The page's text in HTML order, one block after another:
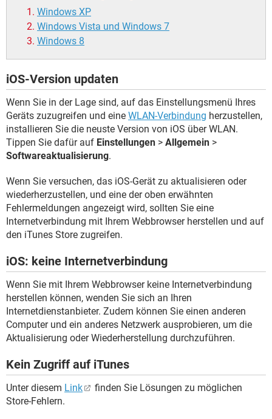
Windows XP
Windows Vista und Windows 7
Windows 8
iOS-Version updaten
Wenn Sie in der Lage sind, auf das Einstellungsmenü Ihres
Geräts zuzugreifen und eine WLAN-Verbindung herzustellen,
installieren Sie die neuste Version von iOS über WLAN.
Tippen Sie dafür auf Einstellungen > Allgemein >
Softwareaktualisierung.
Wenn Sie versuchen, das iOS-Gerät zu aktualisieren oder
wiederherzustellen, und eine der oben erwähnten
Fehlermeldungen angezeigt wird, sollten Sie eine
Internetverbindung mit Ihrem Webbrowser herstellen und auf
den iTunes Store zugreifen.
iOS: keine Internetverbindung
Wenn Sie mit Ihrem Webbrowser keine Internetverbindung
herstellen können, wenden Sie sich an Ihren
Internetdienstanbieter. Zudem können Sie einen anderen
Computer und ein anderes Netzwerk ausprobieren, um die
Aktualisierung oder Wiederherstellung durchzuführen.
Kein Zugriff auf iTunes
Unter diesem Link
finden Sie Lösungen zu möglichen
Store-Fehlern.